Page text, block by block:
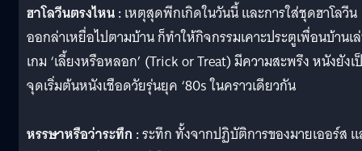
ฮาโลวีนตรงไหน :เหตุสุดพีกเกิดในวันนี้ และการใส่ชุดฮาโลวีน
ออกล่าเหยื่อไปตามบ้าน ก็ทำให้กิจกรรมเคาะประตูเพื่อนบ้านเ
เกม ‘เลี้ยงหรือหลอก’ (Trick or Treat) มีความสะพรึง หนังยังเ
จุดเริ่มต้นหนังเชือดวัยรุ่นยุค ‘80s ในคราวเดียวกัน
หรรษาหรือว่าระทึก :ระทึก ทั้งจากปฏิบัติการของมายเออร์ส